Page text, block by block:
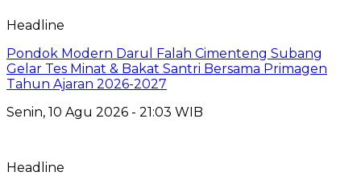
Headline
Pondok Modern Darul Falah Cimenteng Subang
Gelar Tes Minat & Bakat Santri Bersama Primagen
Tahun Ajaran 2026-2027
Senin, 10 Agu 2026 - 21:03 WIB
Headline